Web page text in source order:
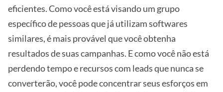
eficientes. Como você está visando um grupo
específico de pessoas que já utilizam softwares
similares, é mais provável que você obtenha
resultados de suas campanhas. E como você não está
perdendo tempo e recursos com leads que nunca se
converterão, você pode concentrar seus esforços em